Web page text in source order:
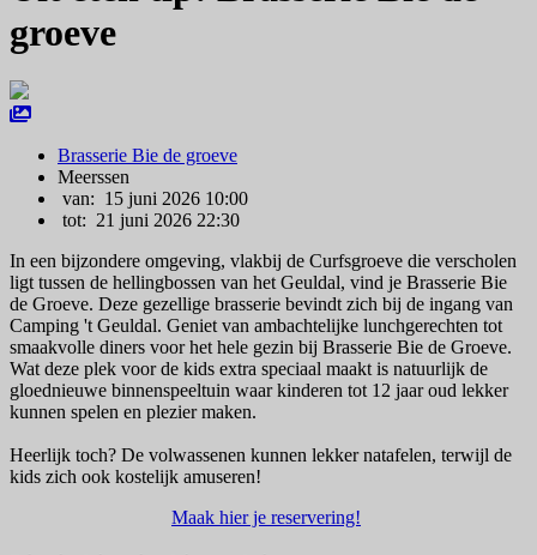
groeve
Brasserie Bie de groeve
Meerssen
van: 15 juni 2026 10:00
tot: 21 juni 2026 22:30
In een bijzondere omgeving, vlakbij de Curfsgroeve die verscholen
ligt tussen de hellingbossen van het Geuldal, vind je Brasserie Bie
de Groeve. Deze gezellige brasserie bevindt zich bij de ingang van
Camping 't Geuldal. Geniet van ambachtelijke lunchgerechten tot
smaakvolle diners voor het hele gezin bij Brasserie Bie de Groeve.
Wat deze plek voor de kids extra speciaal maakt is natuurlijk de
gloednieuwe binnenspeeltuin waar kinderen tot 12 jaar oud lekker
kunnen spelen en plezier maken.
Heerlijk toch? De volwassenen kunnen lekker natafelen, terwijl de
kids zich ook kostelijk amuseren!
Maak hier je reservering!